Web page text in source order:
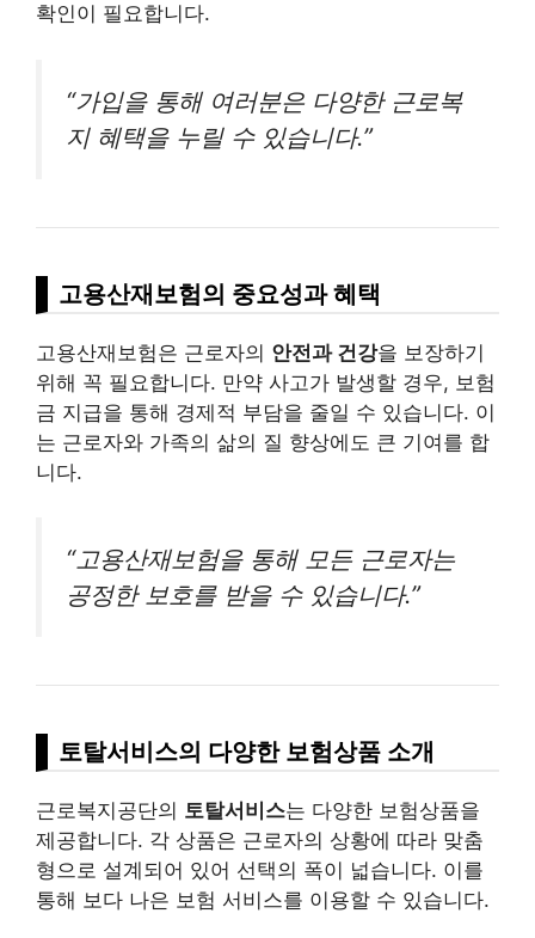
확인이 필요합니다.
“가입을 통해 여러분은 다양한 근로복
지 혜택을 누릴 수 있습니다.”
고용산재보험의 중요성과 혜택
고용산재보험은 근로자의 안전과 건강을 보장하기
위해 꼭 필요합니다. 만약 사고가 발생할 경우, 보험
금 지급을 통해 경제적 부담을 줄일 수 있습니다. 이
는 근로자와 가족의 삶의 질 향상에도 큰 기여를 합
니다.
“고용산재보험을 통해 모든 근로자는
공정한 보호를 받을 수 있습니다.”
토탈서비스의 다양한 보험상품 소개
근로복지공단의 토탈서비스는 다양한 보험상품을
제공합니다. 각 상품은 근로자의 상황에 따라 맞춤
형으로 설계되어 있어 선택의 폭이 넓습니다. 이를
통해 보다 나은 보험 서비스를 이용할 수 있습니다.